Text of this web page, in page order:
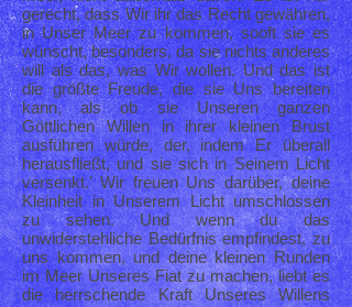
gerecht, dass Wir ihr das Recht gewähren,
in Unser Meer zu kommen, sooft sie es
wünscht, besonders, da sie nichts anderes
will als das, was Wir wollen. Und das ist
die größte Freude, die sie Uns bereiten
kann, als ob sie Unseren ganzen
Göttlichen Willen in ihrer kleinen Brust
ausführen würde, der, indem Er überall
herausfließt, und sie sich in Seinem Licht
versenkt.’ Wir freuen Uns darüber, deine
Kleinheit in Unserem Licht umschlossen
zu sehen. Und wenn du das
unwiderstehliche Bedürfnis empfindest, zu
uns kommen, und deine kleinen Runden
im Meer Unseres Fiat zu machen, liebt es
die herrschende Kraft Unseres Willens